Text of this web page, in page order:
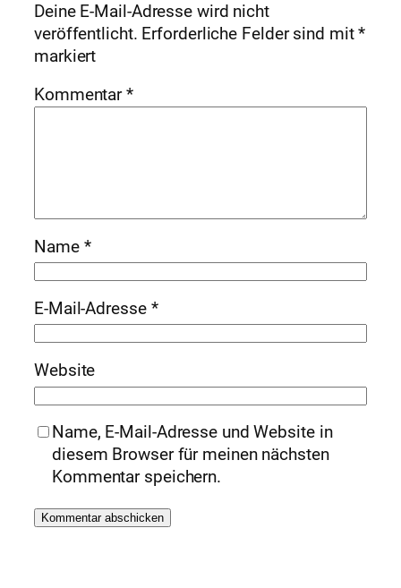
Deine E-Mail-Adresse wird nicht
veröffentlicht. Erforderliche Felder sind mit*
markiert
Kommentar*
Name *
E-Mail-Adresse *
Website
Name, E-Mail-Adresse und Website in
diesem Browser für meinen nächsten
Kommentar speichern.